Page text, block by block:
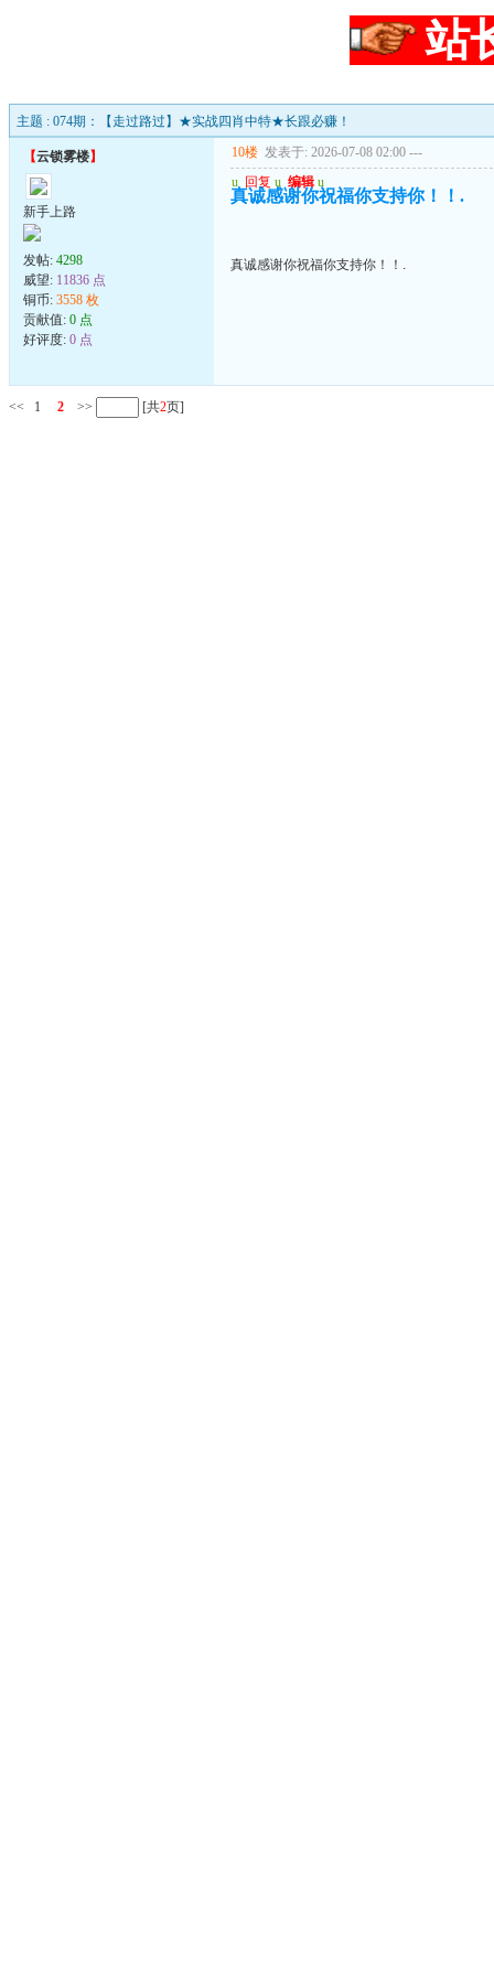
站
主题 : 074期：【走过路过】★实战四肖中特★长跟必赚！
【云锁雾楼】
新手上路
发帖: 4298
威望: 11836 点
铜币: 3558 枚
贡献值: 0 点
好评度: 0 点
10楼 发表于: 2026-07-08 02:00 ---
u 回复 u 编辑 u
真诚感谢你祝福你支持你！！.
真诚感谢你祝福你支持你！！.
<< 1 2 >> [共2页]